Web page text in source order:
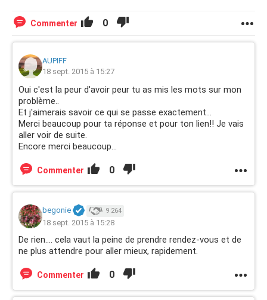
Commenter 0
AUPIFF
18 sept. 2015 à 15:27
Oui c'est la peur d'avoir peur tu as mis les mots sur mon
problème..
Et j'aimerais savoir ce qui se passe exactement...
Merci beaucoup pour ta réponse et pour ton lien!! Je vais
aller voir de suite.
Encore merci beaucoup...
Commenter 0
begonie 9 264
18 sept. 2015 à 15:28
De rien.... cela vaut la peine de prendre rendez-vous et de
ne plus attendre pour aller mieux, rapidement.
Commenter 0